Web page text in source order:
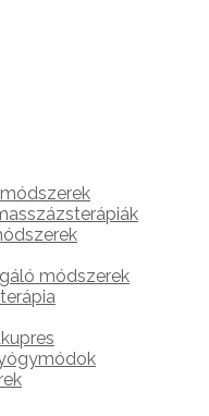
módszerek